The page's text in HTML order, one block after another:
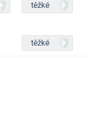
těžké
těžké